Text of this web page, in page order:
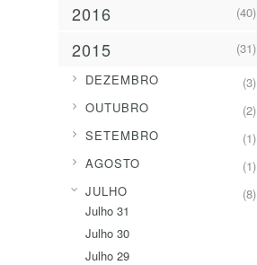
2016 (40)
2015 (31)
► DEZEMBRO (3)
► OUTUBRO (2)
► SETEMBRO (1)
► AGOSTO (1)
JULHO
(8)
Julho 31
Julho 30
Julho 29